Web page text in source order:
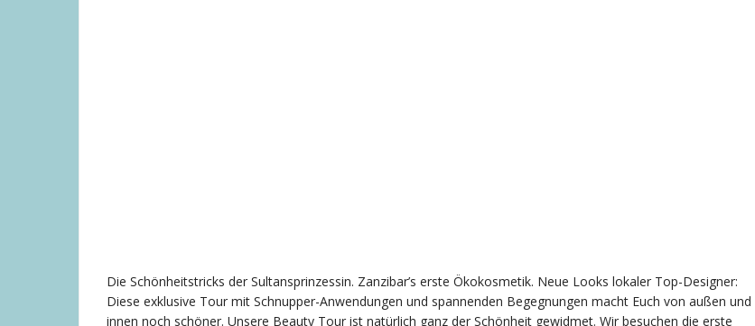
Die Schönheitstricks der Sultansprinzessin. Zanzibar’s erste Ökokosmetik. Neue Looks lokaler Top-Designer:
Diese exklusive Tour mit Schnupper-Anwendungen und spannenden Begegnungen macht Euch von außen und
innen noch schöner. Unsere Beauty Tour ist natürlich ganz der Schönheit gewidmet. Wir besuchen die erste